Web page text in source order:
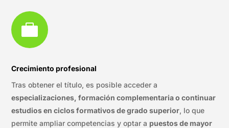

Crecimiento profesional
Tras obtener el título, es posible acceder a
especializaciones, formación complementaria o continuar
estudios en ciclos formativos de grado superior, lo que
permite ampliar competencias y optar a puestos de mayor